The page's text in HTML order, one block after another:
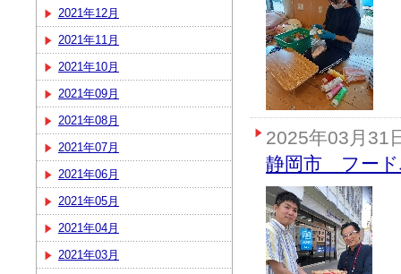
2021年12月
2021年11月
2021年10月
2021年09月
2021年08月
2021年07月
2021年06月
2021年05月
2021年04月
2021年03月
2025年03月31
静岡市 フード